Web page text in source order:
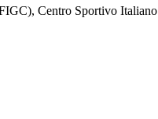
Centro Sportivo